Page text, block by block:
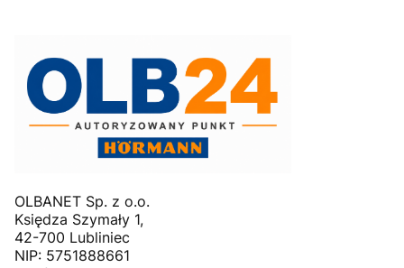
OLBANET Sp. z o.o.
Księdza Szymały 1,
42-700 Lubliniec
NIP: 5751888661